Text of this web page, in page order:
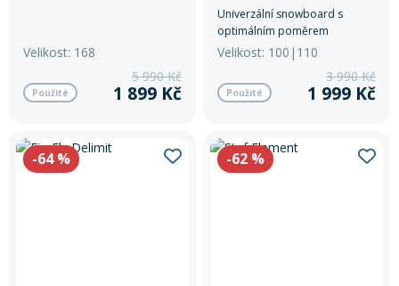
Velikost: 168
Použité
5 990 Kč
1 899 Kč
Univerzální snowboard s
optimálním poměrem
pružnosti vůči váze.
Velikost: 100|110
Použité
3 990 Kč
1 999 Kč
-64% -62 %